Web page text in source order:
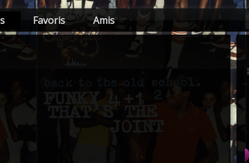
Favoris Amis